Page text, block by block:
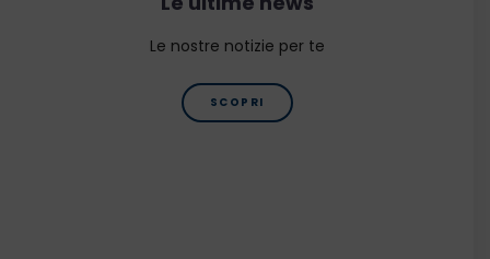
Le nostre notizie per te
SCOPRI